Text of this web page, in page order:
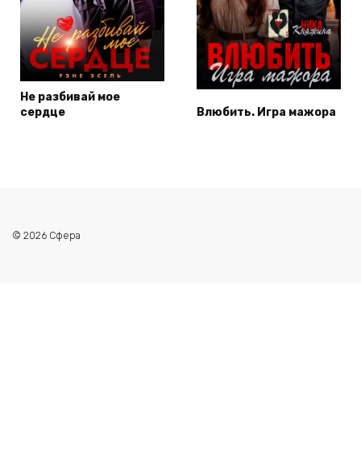
Не разбивай мое
сердце
Влюбить. Игра мажора
© 2026 Сфера